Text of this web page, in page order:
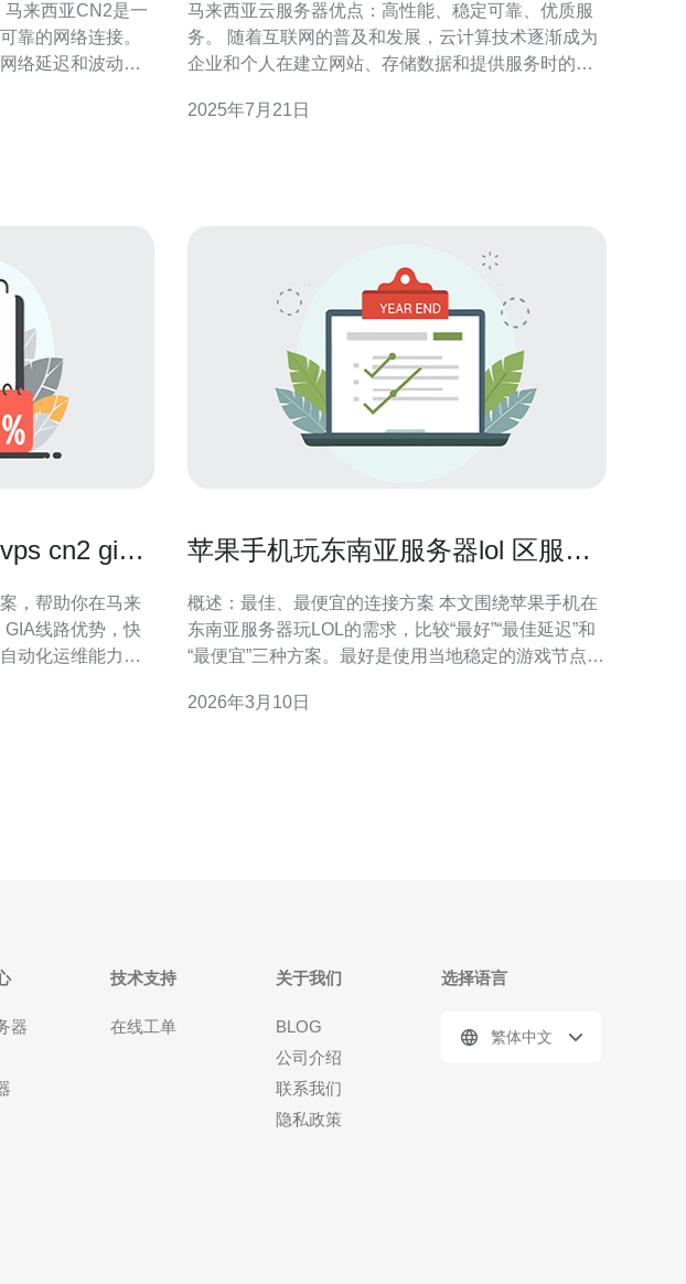
靠的网络连接。
络延迟和波动，
马来西亚云服务器优点：高性能、稳定可靠、优质服
务。 随着互联网的普及和发展，云计算技术逐渐成为
企业和个人在建立网站、存储数据和提供服务时的首
高性能、稳定可靠和优质服务等优点。本文将介绍马
2025年7月21日
cn2 gia
，帮助你在马来
线路优势，快
动化运维能力的
境中稳定交付服
苹果手机玩东南亚服务器lol 区服切
概述：最佳、最便宜的连接方案 本文围绕苹果手机在
东南亚服务器玩LOL的需求，比较“最好”“最佳延迟”和
“最便宜”三种方案。最好是使用当地稳定的游戏节点
最便宜通常是利用移动网络或免费VPN试用，但稳定
2026年3月10日
器
技术支持
在线工单
关于我们
BLOG
公司介绍
联系我们
隐私政策
选择语言
繁体中文